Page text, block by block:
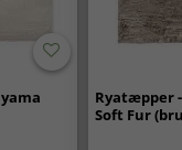
Ryatæpper
Soft Fur